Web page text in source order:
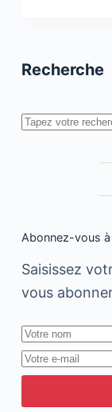
Recherche
Rechercher
Abonnez-vous
Saisissez
vous